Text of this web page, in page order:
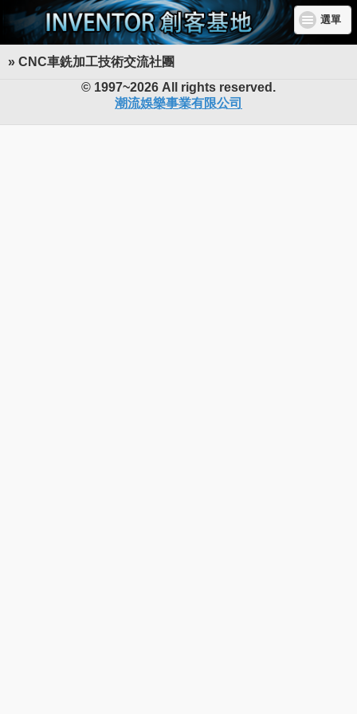
選單
» CNC車銑加工技術交流社團
INVENTOR 創客基地
© 1997~2026 All rights reserved.
潮流娛樂事業有限公司